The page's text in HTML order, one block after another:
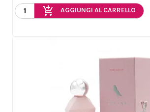
add_shopping_cart AGGIUNGI AL CARRELLO